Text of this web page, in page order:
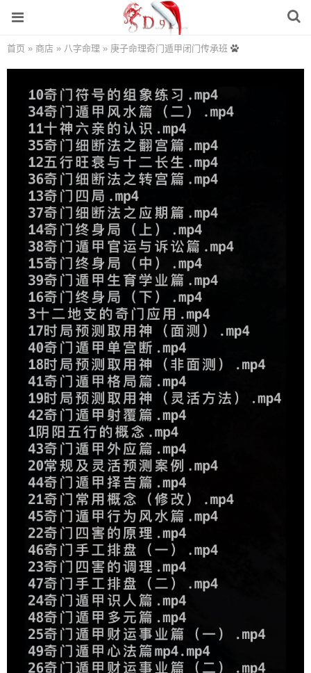
首页 » 商店 » 八字命理 » 庚子命理奇门遁甲闭门传承班